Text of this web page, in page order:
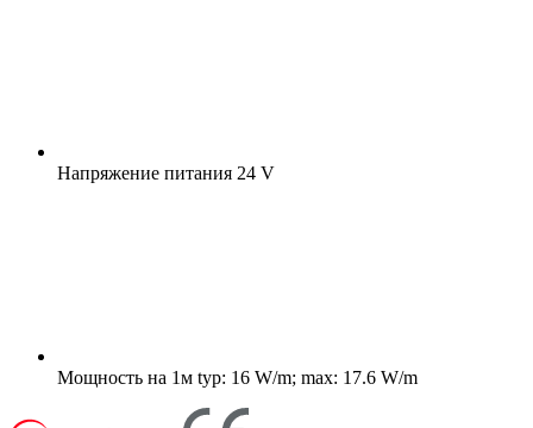
Напряжение питания 24 V
Мощность на 1м typ: 16 W/m; max: 17.6 W/m